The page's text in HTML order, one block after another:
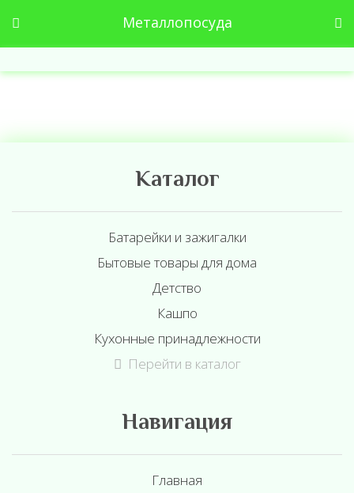
Металлопосуда
Каталог
Батарейки и зажигалки
Бытовые товары для дома
Детство
Кашпо
Кухонные принадлежности
Перейти в каталог
Навигация
Главная